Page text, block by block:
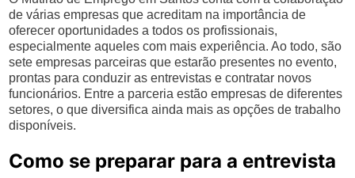
de várias empresas que acreditam na importância de
oferecer oportunidades a todos os profissionais,
especialmente aqueles com mais experiência. Ao todo, são
sete empresas parceiras que estarão presentes no evento,
prontas para conduzir as entrevistas e contratar novos
funcionários. Entre a parceria estão empresas de diferentes
setores, o que diversifica ainda mais as opções de trabalho
disponíveis.
Como se preparar para a entrevista